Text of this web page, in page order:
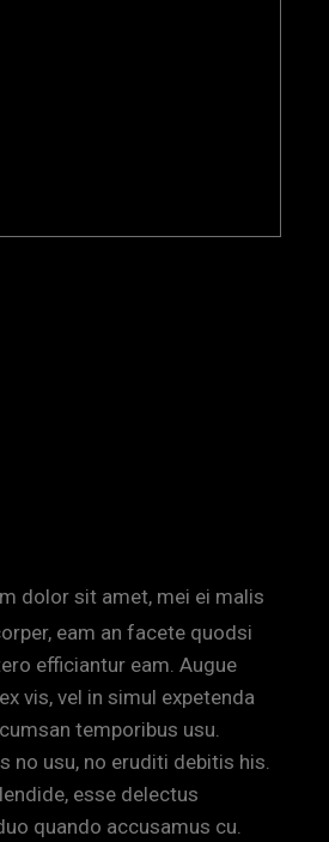
dolor sit amet, mei ei malis
eam an facete quodsi
efficiantur eam. Augue
vis, vel in simul expetenda
temporibus usu.
no usu, no eruditi debitis his.
esse delectus
quando accusamus cu.